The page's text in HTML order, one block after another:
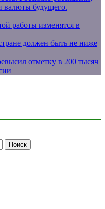
валюты будущего.
работы изменятся в
должен быть не ниже
отметку в 200 тысяч